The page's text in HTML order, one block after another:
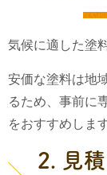
気候に適した塗
安価な塗料は地
るため、事前に
をおすすめします
2. 見